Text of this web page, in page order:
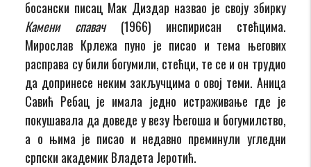
босански писац Мак Диздар назвао је своју збирку
Камени спавач (1966) инспирисан стећцима.
Мирослав Крлежа пуно је писао и тема његових
расправа су били богумили, стећци, те се и он трудио
да допринесе неким закључцима о овој теми. Аница
Савић Ребац је имала једно истраживање где је
покушавала да доведе у везу Његоша и богумилство,
а о њима је писао и недавно преминули угледни
српски академик Владета Јеротић.